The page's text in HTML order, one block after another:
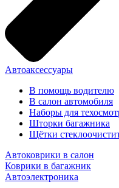
Автоаксессуары
В помощь водителю
В салон автомобиля
Наборы для
Шторки багажника
Щётки
Автоковрики в салон
Коврики в багажник
Автоэлектроника